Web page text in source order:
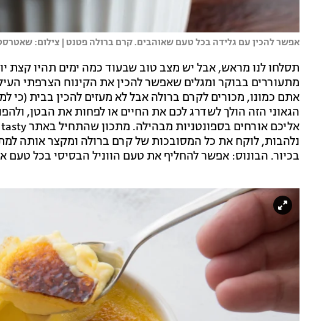
אפשר להכין עם גלידה בכל טעם שאוהבים. קרם ברולה פטנט | צילום:
תסלחו לנו מראש, אבל יש מצב טוב שבעוד כמה ימים תהיו קצת
אתם כמונו, מכורים לקרם ברולה אבל לא מעזים להכין בבית
הגאוני הזה הולך לשדרג לכם את החיים או לפחות את הבטן,
נלהבות, לוקח את כל המסובכות של קרם ברולה ומקצר אותה
בכיור. הבונוס: אפשר להחליף את טעם הווניל הבסיסי בכל טעם